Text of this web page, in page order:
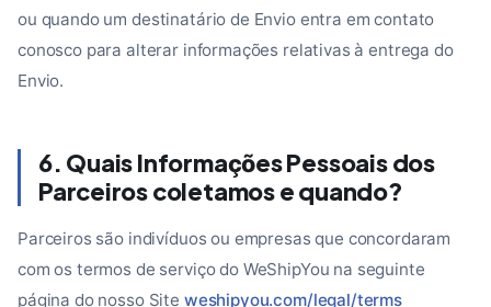
ou quando um destinatário de Envio entra em contato
conosco para alterar informações relativas à entrega do
Envio.
6. Quais Informações Pessoais dos
Parceiros coletamos e quando?
Parceiros são indivíduos ou empresas que concordaram
com os termos de serviço do WeShipYou na seguinte
página do nosso Site weshipyou.com/legal/terms